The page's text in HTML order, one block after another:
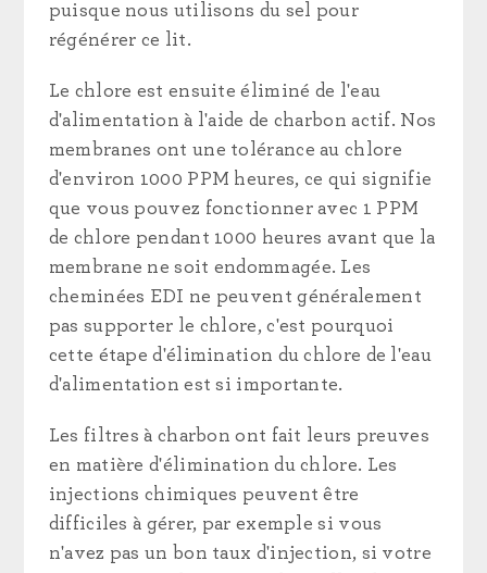
puisque nous utilisons du sel pour
régénérer ce lit.
Le chlore est ensuite éliminé de l'eau
d'alimentation à l'aide de charbon actif. Nos
membranes ont une tolérance au chlore
d'environ 1000 PPM heures, ce qui signifie
que vous pouvez fonctionner avec 1 PPM
de chlore pendant 1000 heures avant que la
membrane ne soit endommagée. Les
cheminées EDI ne peuvent généralement
pas supporter le chlore, c'est pourquoi
cette étape d'élimination du chlore de l'eau
d'alimentation est si importante.
Les filtres à charbon ont fait leurs preuves
en matière d'élimination du chlore. Les
injections chimiques peuvent être
difficiles à gérer, par exemple si vous
n'avez pas un bon taux d'injection, si votre